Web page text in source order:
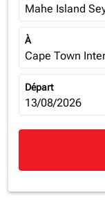
Mahe Island
À
Cape Town
Départ
fc-booking-
13/08/2026